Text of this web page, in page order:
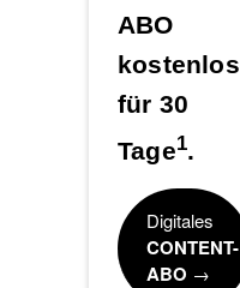
ABO
kostenlos
für 30
Tage1.
Digitales
CONTENT-
ABO →